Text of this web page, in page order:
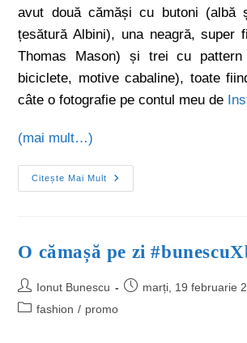
avut două cămăși cu butoni (albă
țesătură Albini), una neagră, super
Thomas Mason) și trei cu pattern
biciclete, motive cabaline), toate
câte o fotografie pe contul meu de
(mai mult…)
Citește Mai Mult
O cămașă pe zi
Ionut Bunescu
marți, 19 februarie
fashion / promo